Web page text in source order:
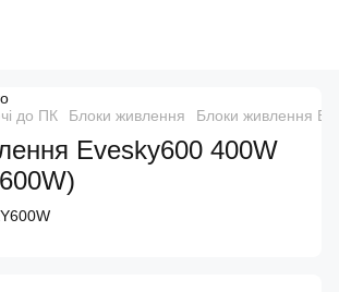
до ПК Блоки живлення Блоки живлення
Evesky600 400W